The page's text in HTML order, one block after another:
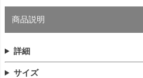
商品説明
詳細
サイズ